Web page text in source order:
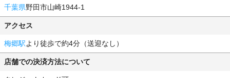
千葉県野田市山崎1944-1
アクセス
梅郷駅より徒歩で約4分（送迎なし）
店舗での決済方法について